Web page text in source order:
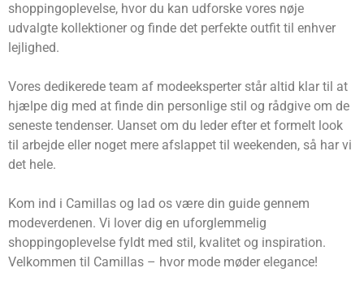
shoppingoplevelse, hvor du kan udforske vores nøje
udvalgte kollektioner og finde det perfekte outfit til enhver
lejlighed.
Vores dedikerede team af modeeksperter står altid klar til at
hjælpe dig med at finde din personlige stil og rådgive om de
seneste tendenser. Uanset om du leder efter et formelt look
til arbejde eller noget mere afslappet til weekenden, så har vi
det hele.
Kom ind i Camillas og lad os være din guide gennem
modeverdenen. Vi lover dig en uforglemmelig
shoppingoplevelse fyldt med stil, kvalitet og inspiration.
Velkommen til Camillas – hvor mode møder elegance!